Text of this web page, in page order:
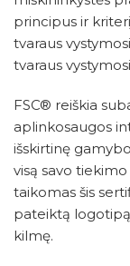
principus ir
tvaraus
tvaraus
FSC® reiškia
aplinkosaugos
išskirtinę
visą savo
taikomas šis
pateiktą
kilmę.